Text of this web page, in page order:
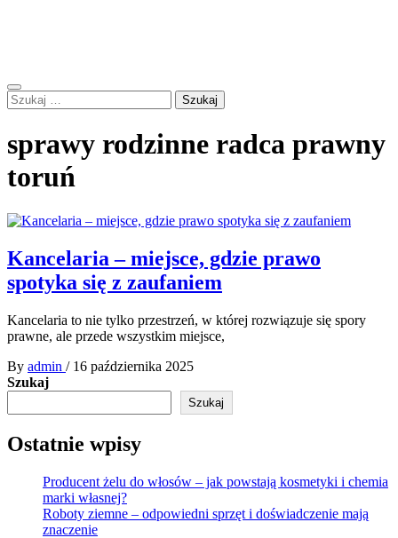
Primary
Menu
Szukaj:
sprawy rodzinne radca prawny
toruń
Kancelaria – miejsce, gdzie prawo
spotyka się z zaufaniem
Kancelaria to nie tylko przestrzeń, w której rozwiązuje się spory
prawne, ale przede wszystkim miejsce,
By admin / 16 października 2025
Szukaj
Szukaj
Ostatnie wpisy
Producent żelu do włosów – jak powstają kosmetyki i chemia
marki własnej?
Roboty ziemne – odpowiedni sprzęt i doświadczenie mają
znaczenie